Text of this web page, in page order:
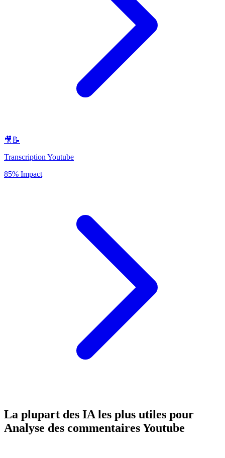
🎥📝
Transcription Youtube
85% Impact
La plupart des IA les plus utiles pour
Analyse des commentaires Youtube